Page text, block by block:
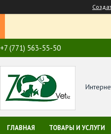
+7 (771) 563-55-50
ГЛАВНАЯ ТОВАРЫ И УСЛУГИ